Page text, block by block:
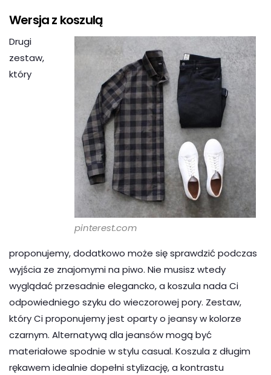
Wersja z koszulą
pinterest.com
Drugi
zestaw,
który
proponujemy, dodatkowo może się sprawdzić podczas
wyjścia ze znajomymi na piwo. Nie musisz wtedy
wyglądać przesadnie elegancko, a koszula nada Ci
odpowiedniego szyku do wieczorowej pory. Zestaw,
który Ci proponujemy jest oparty o jeansy w kolorze
czarnym. Alternatywą dla jeansów mogą być
materiałowe spodnie w stylu casual. Koszula z długim
rękawem idealnie dopełni stylizację, a kontrastu